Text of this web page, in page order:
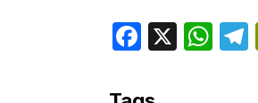
F
c
X
W